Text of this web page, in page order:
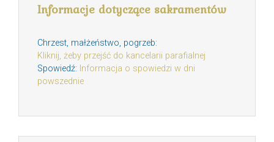
Informacje dotyczące sakramentów
Chrzest, małżeństwo, pogrzeb:
Kliknij, żeby przejść do kancelarii parafialnej
Spowiedź: Informacja o spowiedzi w dni
powszednie